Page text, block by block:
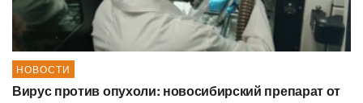
НОВОСТИ
Вирус против опухоли: новосибирский препарат от